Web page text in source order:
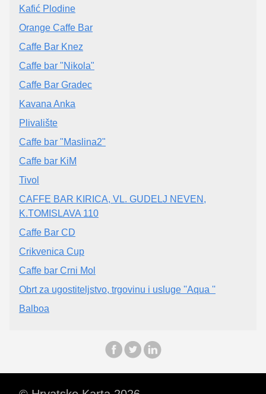
Kafić Plodine
Orange Caffe Bar
Caffe Bar Knez
Caffe bar "Nikola"
Caffe Bar Gradec
Kavana Anka
Plivalište
Caffe bar "Maslina2"
Caffe bar KiM
Tivol
CAFFE BAR KIRICA, VL. GUDELJ NEVEN,
K.TOMISLAVA 110
Caffe Bar CD
Crikvenica Cup
Caffe bar Crni Mol
Obrt za ugostiteljstvo, trgovinu i usluge ''Aqua ''
Balboa